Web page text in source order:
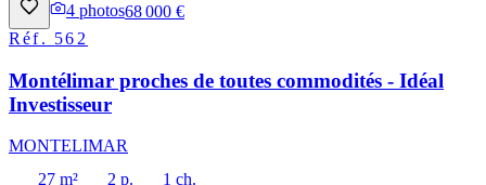
4 photos68 000 €
Réf. 562
Montélimar proches de toutes commodités - Idéal
Investisseur
MONTELIMAR
27 m²
2 p.
1 ch.